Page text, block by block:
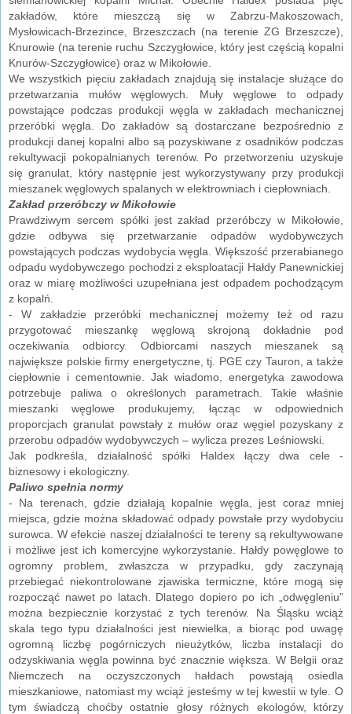
zakładów, które mieszczą się w Zabrzu-Makoszowach,
Mysłowicach-Brzezince, Brzeszczach (na terenie ZG Brzeszcze),
Knurowie (na terenie ruchu Szczygłowice, który jest częścią kopalni
Knurów-Szczygłowice) oraz w Mikołowie.
We wszystkich pięciu zakładach znajdują się instalacje służące do
przetwarzania mułów węglowych. Muły węglowe to odpady
powstające podczas produkcji węgla w zakładach mechanicznej
przeróbki węgla. Do zakładów są dostarczane bezpośrednio z
produkcji danej kopalni albo są pozyskiwane z osadników podczas
rekultywacji pokopalnianych terenów. Po przetworzeniu uzyskuje
się granulat, który następnie jest wykorzystywany przy produkcji
mieszanek węglowych spalanych w elektrowniach i ciepłowniach.
Zakład przeróbczy w Mikołowie
Prawdziwym sercem spółki jest zakład przeróbczy w Mikołowie,
gdzie odbywa się przetwarzanie odpadów wydobywczych
powstających podczas wydobycia węgla. Większość przerabianego
odpadu wydobywczego pochodzi z eksploatacji Hałdy Panewnickiej
oraz w miarę możliwości uzupełniana jest odpadem pochodzącym
z kopalń.
- W zakładzie przeróbki mechanicznej możemy też od razu
przygotować mieszankę węglową skrojoną dokładnie pod
oczekiwania odbiorcy. Odbiorcami naszych mieszanek są
największe polskie firmy energetyczne, tj. PGE czy Tauron, a także
ciepłownie i cementownie. Jak wiadomo, energetyka zawodowa
potrzebuje paliwa o określonych parametrach. Takie właśnie
mieszanki węglowe produkujemy, łącząc w odpowiednich
proporcjach granulat powstały z mułów oraz węgiel pozyskany z
przerobu odpadów wydobywczych – wylicza prezes Leśniowski.
Jak podkreśla, działalność spółki Haldex łączy dwa cele -
biznesowy i ekologiczny.
Paliwo spełnia normy
- Na terenach, gdzie działają kopalnie węgla, jest coraz mniej
miejsca, gdzie można składować odpady powstałe przy wydobyciu
surowca. W efekcie naszej działalności te tereny są rekultywowane
i możliwe jest ich komercyjne wykorzystanie. Hałdy powęglowe to
ogromny problem, zwłaszcza w przypadku, gdy zaczynają
przebiegać niekontrolowane zjawiska termiczne, które mogą się
rozpocząć nawet po latach. Dlatego dopiero po ich „odwęgleniu”
można bezpiecznie korzystać z tych terenów. Na Śląsku wciąż
skala tego typu działalności jest niewielka, a biorąc pod uwagę
ogromną liczbę pogórniczych nieużytków, liczba instalacji do
odzyskiwania węgla powinna być znacznie większa. W Belgii oraz
Niemczech na oczyszczonych hałdach powstają osiedla
mieszkaniowe, natomiast my wciąż jesteśmy w tej kwestii w tyle. O
tym świadczą choćby ostatnie głosy różnych ekologów, którzy